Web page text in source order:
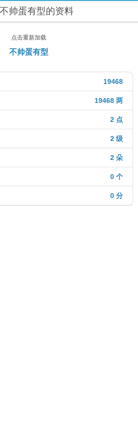
不帅蛋有型的资料
点击重新加载
不帅蛋有型
19468
19468 两
2 点
2 级
2 朵
0 个
0 分